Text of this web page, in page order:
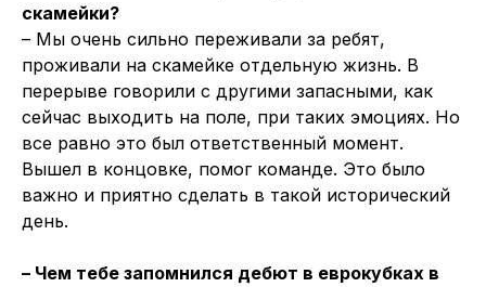
скамейки?
– Мы очень сильно переживали за ребят,
проживали на скамейке отдельную жизнь. В
перерыве говорили с другими запасными, как
сейчас выходить на поле, при таких эмоциях. Но
все равно это был ответственный момент.
Вышел в концовке, помог команде. Это было
важно и приятно сделать в такой исторический
день.
– Чем тебе запомнился дебют в еврокубках в